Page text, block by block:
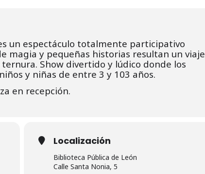
un espectáculo totalmente participativo
magia y pequeñas historias resultan un viaje
Show divertido y lúdico donde los
y niñas de entre 3 y 103 años.
en recepción.
Localización
Biblioteca Pública de León
Calle Santa Nonia, 5